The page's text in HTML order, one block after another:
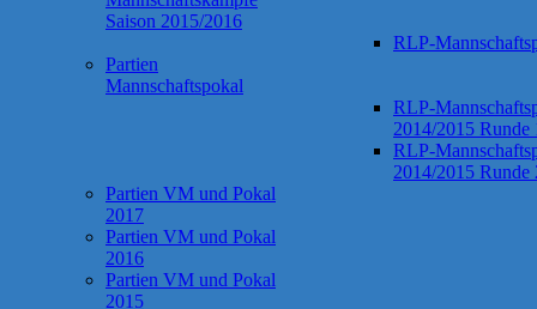
Saison 2015/2016
RLP-
Partien
Mannschaftspokal
RLP-
2014/2015 Runde
RLP-
2014/2015 Runde
Partien VM und Pokal
2017
Partien VM und Pokal
2016
Partien VM und Pokal
2015